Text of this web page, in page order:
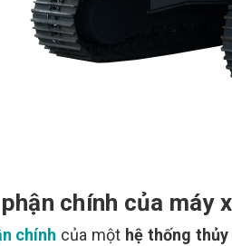
chính của máy
chính của một hệ thống